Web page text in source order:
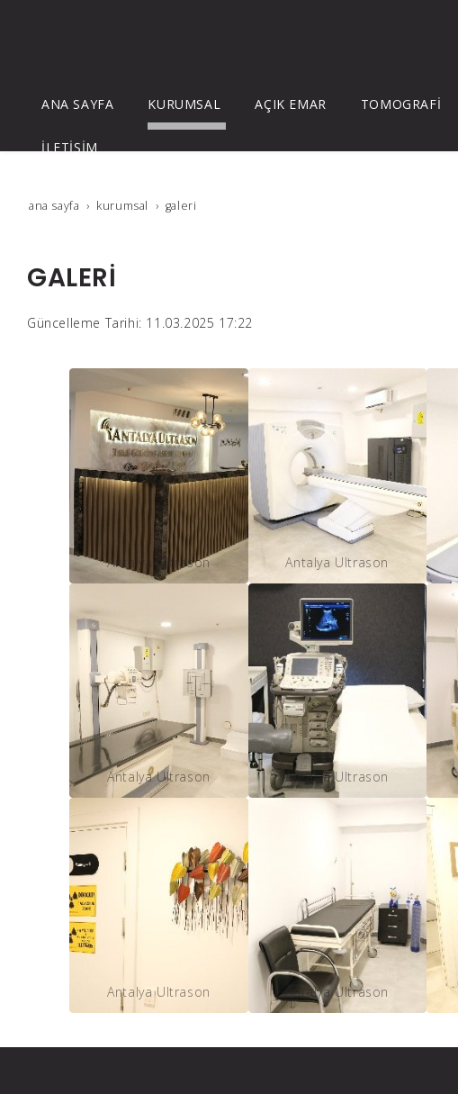
ANA SAYFA KURUMSAL AÇIK EMAR TOMOGRAFİ
İLETİŞİM
ana sayfa kurumsal galeri̇
GALERİ
Güncelleme Tarihi: 11.03.2025 17:22
Antalya Ultrason Antalya Ultrason
Antalya Ultrason Antalya Ultrason
Antalya Ultrason Antalya Ultrason